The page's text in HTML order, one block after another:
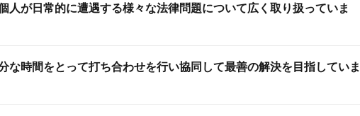
人が日常的に遭遇する様々な法律問題について広く取り扱っていま
な時間をとって打ち合わせを行い協同して最善の解決を目指していま